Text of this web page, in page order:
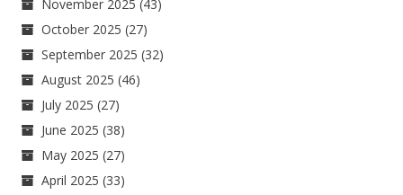
November 2025 (43)
October 2025 (27)
September 2025 (32)
August 2025 (46)
July 2025 (27)
June 2025 (38)
May 2025 (27)
April 2025 (33)